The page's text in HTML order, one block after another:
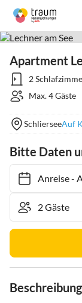
Apartment
2
Max. 4 Gäste
SchlierseeAuf
Bitte Daten
Anreise-
Beschreibung